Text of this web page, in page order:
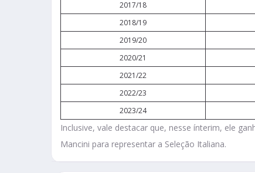
2017/18
2018/19
2019/20
2020/21
2021/22
2022/23
2023/24
Inclusive, vale destacar que, nesse ínterim, ele
Mancini para representar a Seleção Italiana.